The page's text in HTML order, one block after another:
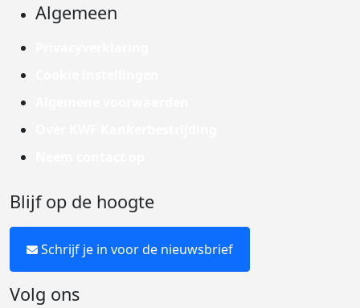
Algemeen
Blijf op de hoogte
Schrijf je in voor de nieuwsbrief
Volg ons